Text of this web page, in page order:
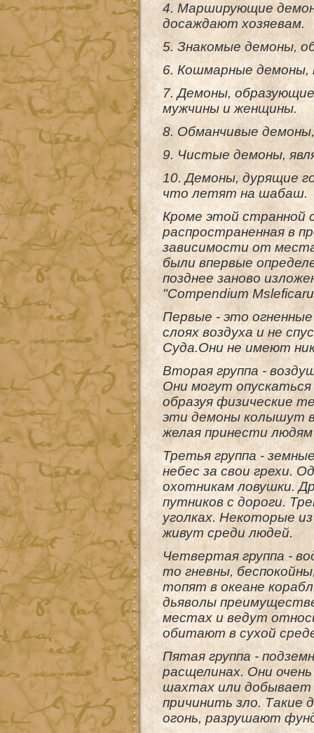
4. Марширующие
досаждают хозяевам.
5. Знакомые демоны,
6. Кошмарные демоны,
7. Демоны,
мужчины и женщины.
8. Обманчивые
9. Чистые демоны,
10. Демоны, дурящие
что летят на шабаш.
Кроме этой странной
распространенная в
зависимости от
были впервые
позднее заново
"Compendium
Первые - это
слоях воздуха и не
Суда.Они не имеют
Вторая группа -
Они могут
образуя физические
эти демоны колышут
желая принести
Третья группа -
небес за свои грехи.
охотникам ловушки.
путников с дороги.
уголках. Некоторые
живут среди людей.
Четвертая группа -
то гневны,
топят в океане
дьяволы
местах и ведут
обитают в сухой
Пятая группа -
расщелинах. Они
шахтах или добывает
причинить зло. Такие
огонь, разрушают